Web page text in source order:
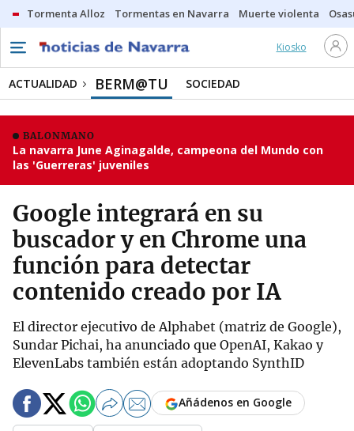
Tormenta Alloz Tormentas en Navarra Muerte violenta
Kiosko
ACTUALIDAD BERM@TU SOCIEDAD
BALONMANO
La navarra June Aginagalde, campeona del Mundo con
las 'Guerreras' juveniles
Google integrará en su
buscador y en Chrome una
función para detectar
contenido creado por IA
El director ejecutivo de Alphabet (matriz de Google),
Sundar Pichai, ha anunciado que OpenAI, Kakao y
ElevenLabs también están adoptando SynthID
Añádenos en Google